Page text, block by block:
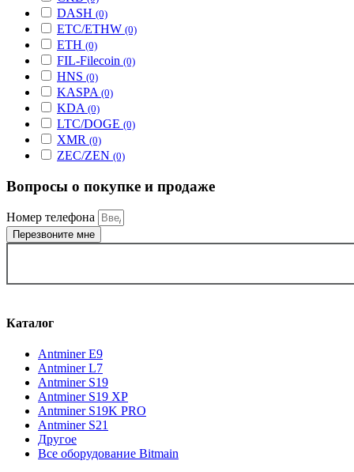
DASH (0)
ETC/ETHW (0)
ETH (0)
FIL-Filecoin (0)
HNS (0)
KASPA (0)
KDA (0)
LTC/DOGE (0)
XMR (0)
ZEC/ZEN (0)
Вопросы о покупке и продаже
Номер телефона
Перезвоните мне
Каталог
Antminer E9
Antminer L7
Antminer S19
Antminer S19 XP
Antminer S19K PRO
Antminer S21
Другое
Все оборудование Bitmain